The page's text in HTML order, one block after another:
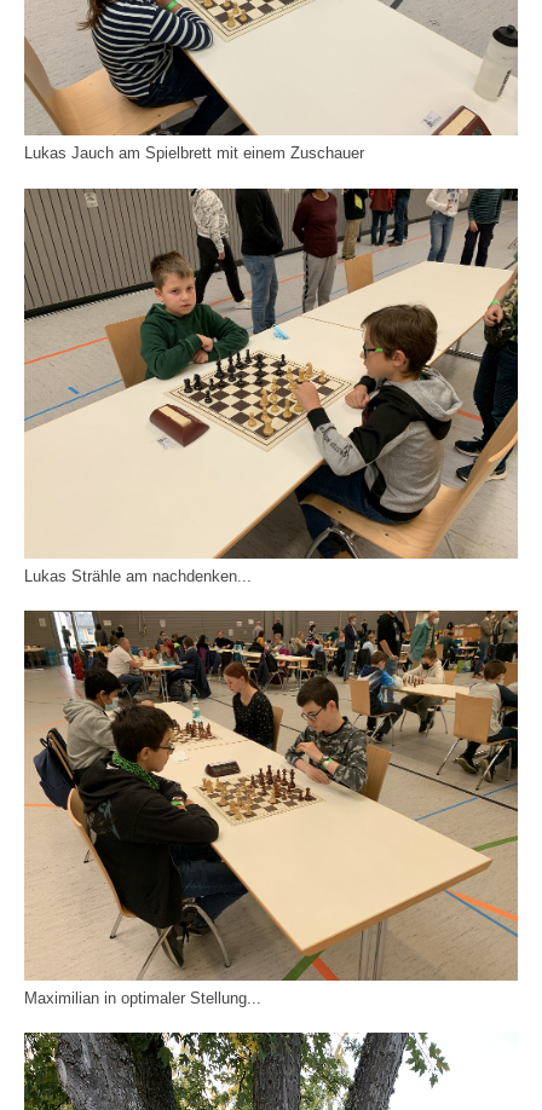
Lukas Jauch am Spielbrett mit einem Zuschauer
Lukas Strähle am nachdenken...
Maximilian in optimaler Stellung...